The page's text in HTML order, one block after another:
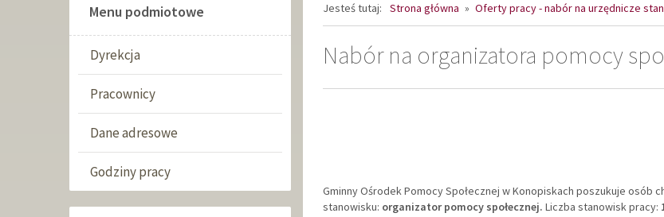
Menu podmiotowe
Dyrekcja
Pracownicy
Dane adresowe
Godziny pracy
Jesteś tutaj: Strona główna » Oferty pracy - nabór na urzędnicze
Nabór na organizatora pomocy
Gminny Ośrodek Pomocy Społecznej w Konopiskach poszukuje osób
stanowisku: organizator pomocy społecznej. Liczba stanowisk pracy: